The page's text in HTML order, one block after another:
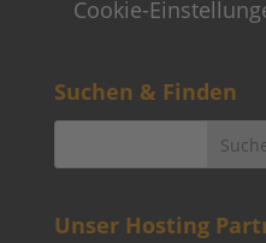
Cookie-
Suchen & Finden
Unser Hosting